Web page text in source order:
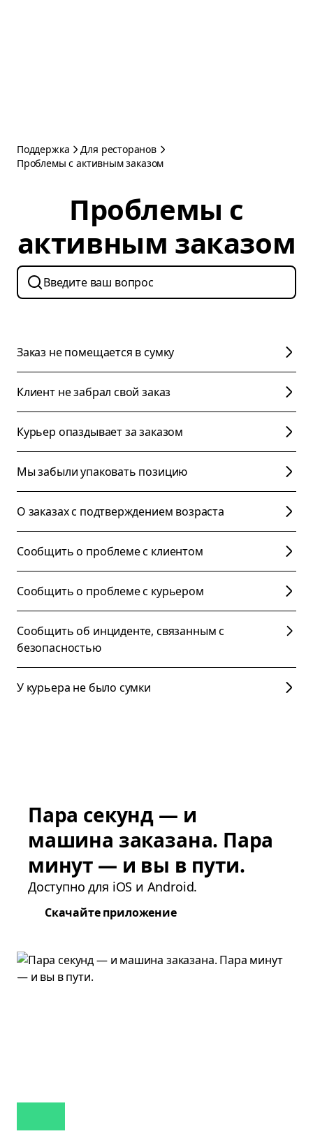
Поддержка
Для ресторанов
Проблемы с активным заказом
Проблемы с
активным заказом
Заказ не помещается в сумку
Клиент не забрал свой заказ
Курьер опаздывает за заказом
Мы забыли упаковать позицию
О заказах с подтверждением возраста
Сообщить о проблеме с клиентом
Сообщить о проблеме с курьером
Сообщить об инциденте, связанным с
безопасностью
У курьера не было сумки
Пара секунд — и
машина заказана. Пара
минут — и вы в пути.
Доступно для iOS и Android.
Скачайте приложение